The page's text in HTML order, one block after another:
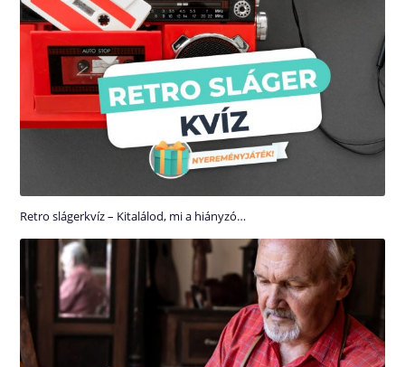
Retro slágerkvíz – Kitalálod, mi a hiányzó…